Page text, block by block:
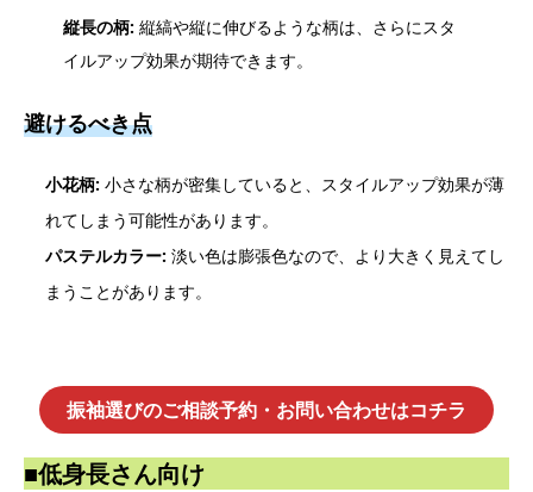
縦長の柄: 縦縞や縦に伸びるような柄は、さらにスタ
イルアップ効果が期待できます。
避けるべき点
小花柄: 小さな柄が密集していると、スタイルアップ効果が薄
れてしまう可能性があります。
パステルカラー: 淡い色は膨張色なので、より大きく見えてし
まうことがあります。
振袖選びのご相談予約・お問い合わせはコチラ
■低身長さん向け